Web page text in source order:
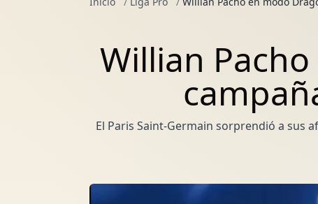
Willian
El Paris Saint-Germain sorprendió a sus